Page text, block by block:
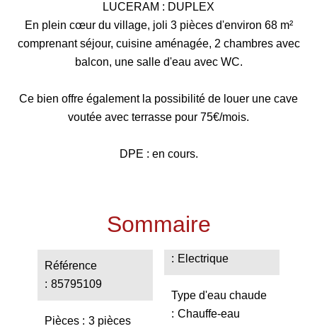
LUCERAM : DUPLEX
En plein cœur du village, joli 3 pièces d'environ 68 m²
comprenant séjour, cuisine aménagée, 2 chambres avec
balcon, une salle d'eau avec WC.
Ce bien offre également la possibilité de louer une cave
voutée avec terrasse pour 75€/mois.
DPE : en cours.
Sommaire
Référence
85795109
Pièces 3 pièces
Electrique
Type d'eau chaude
Chauffe-eau